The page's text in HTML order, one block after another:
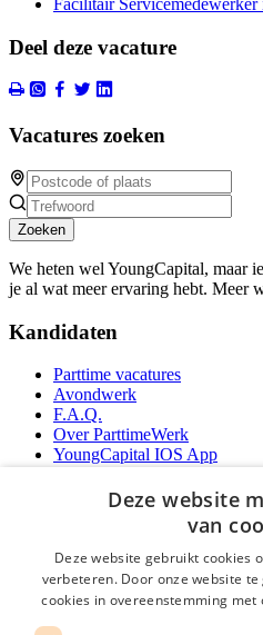
Facilitair Servicemedewerker
Deel deze vacature
Vacatures zoeken
Zoeken
We heten wel YoungCapital, maar
je al wat meer ervaring hebt. Meer
Kandidaten
Parttime vacatures
Avondwerk
F.A.Q.
Over ParttimeWerk
YoungCapital IOS App
Parttime personeel
Vacature aanmelden
Bereken uw tarief
Deze website
van
Deze website gebruikt cookies
verbeteren. Door onze website
cookies in overeenstemming met